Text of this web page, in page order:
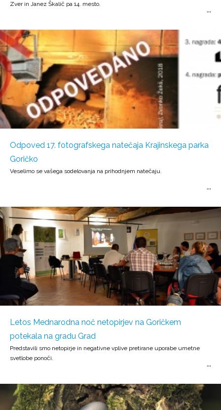
Zver in Janez Škalič pa 14. mesto.
Odpoved 17. fotografskega natečaja Krajinskega parka
Goričko
Veselimo se vašega sodelovanja na prihodnjem natečaju.
Letos Mednarodna noč netopirjev na Goričkem
potekala na gradu Grad
Predstavili smo netopirje in negativne vplive pretirane uporabe umetne
svetlobe ponoči.